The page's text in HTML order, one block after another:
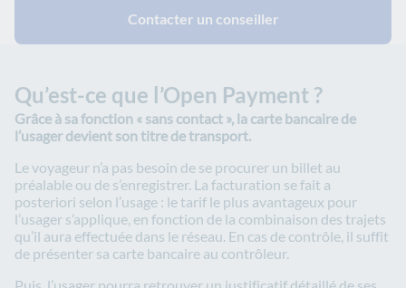
Contacter un conseiller
Qu’est-ce que l’Open Payment ?
Grâce à sa fonction « sans contact », la carte bancaire de
l’usager devient son titre de transport.
Le voyageur n’a pas besoin de se procurer un billet au
préalable ou de s’enregistrer. La facturation se fait a
posteriori selon l’usage : le tarif le plus avantageux pour
l’usager s’applique, en fonction de la combinaison des trajets
qu’il aura effectuée dans le réseau. En cas de contrôle, il suffit
de présenter sa carte bancaire au contrôleur.